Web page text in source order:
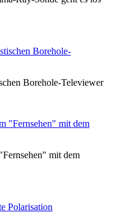
Borehole-Televiewer
mit dem